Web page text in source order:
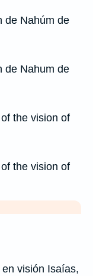
de Nahúm de
de Nahum de
the vision of
the vision of
visión Isaías,